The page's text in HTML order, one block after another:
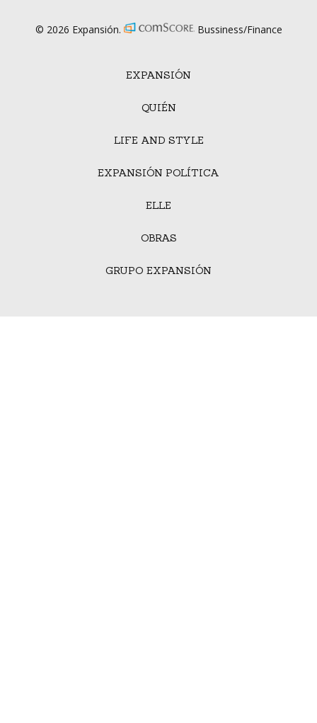
EXPANSIÓN
QUIÉN
LIFE AND STYLE
EXPANSIÓN POLÍTICA
ELLE
OBRAS
GRUPO EXPANSIÓN
© 2026 Expansión. Bussiness/Finance